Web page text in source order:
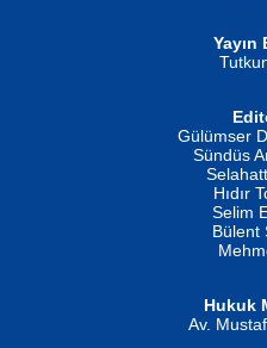
İSMAİL OKUTAN
Erkeklerin Kahrolması Ne
Evvel Zaman Tanrıçası...
Yayın
Gülümser
Sündüs
Hıdır
Selim
Bülent
Hukuk
Av.